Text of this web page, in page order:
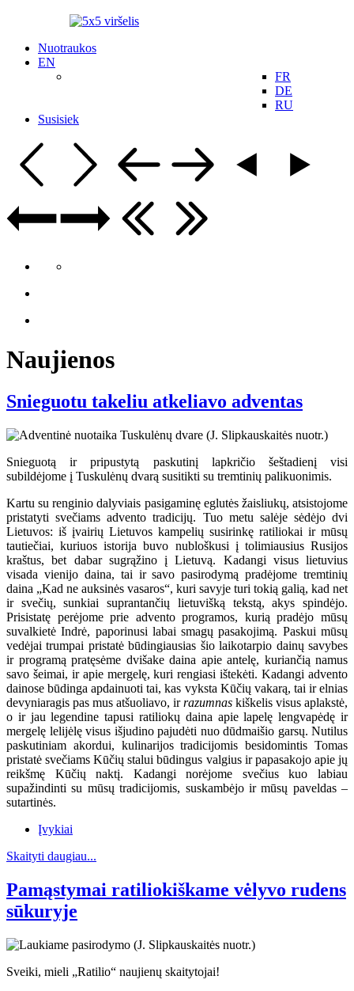
Nuotraukos
EN
FR
DE
RU
Susisiek
Naujienos
Snieguotu takeliu atkeliavo adventas
Snieguotą ir pripustytą paskutinį lapkričio šeštadienį visi
subildėjome į Tuskulėnų dvarą susitikti su tremtinių palikuonimis.
Kartu su renginio dalyviais pasigaminę eglutės žaisliukų, atsistojome
pristatyti svečiams advento tradicijų. Tuo metu salėje sėdėjo dvi
Lietuvos: iš įvairių Lietuvos kampelių susirinkę ratiliokai ir mūsų
tautiečiai, kuriuos istorija buvo nubloškusi į tolimiausius Rusijos
kraštus, bet dabar sugrąžino į Lietuvą. Kadangi visus lietuvius
visada vienijo daina, tai ir savo pasirodymą pradėjome tremtinių
daina „Kad ne auksinės vasaros“, kuri savyje turi tokią galią, kad net
ir svečių, sunkiai suprantančių lietuvišką tekstą, akys spindėjo.
Prisistatę perėjome prie advento programos, kurią pradėjo mūsų
suvalkietė Indrė, paporinusi labai smagų pasakojimą. Paskui mūsų
vedėjai trumpai pristatė būdingiausias šio laikotarpio dainų savybes
ir programą pratęsėme dvišake daina apie antelę, kuriančią namus
savo šeimai, ir apie mergelę, kuri rengiasi ištekėti. Kadangi advento
dainose būdinga apdainuoti tai, kas vyksta Kūčių vakarą, tai ir elnias
devyniaragis pas mus atšuoliavo, irrazumnas kiškelis visus aplakstė,
o ir jau legendine tapusi ratiliokų daina apie lapelę lengvapėdę ir
mergelę lelijėlę visus išjudino pajudėti nuo dūdmaišio garsų. Nutilus
paskutiniam akordui, kulinarijos tradicijomis besidomintis Tomas
pristatė svečiams Kūčių stalui būdingus valgius ir papasakojo apie jų
reikšmę Kūčių naktį. Kadangi norėjome svečius kuo labiau
supažindinti su mūsų tradicijomis, suskambėjo ir mūsų paveldas –
sutartinės.
Įvykiai
Skaityti daugiau...
Pamąstymai ratiliokiškame vėlyvo rudens
sūkuryje
Sveiki, mieli „Ratilio“ naujienų skaitytojai!